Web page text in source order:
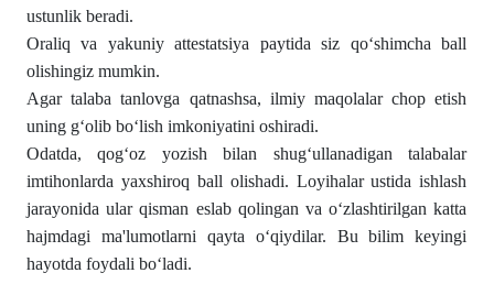
ustunlik beradi.
Oraliq va yakuniy attestatsiya paytida siz qoʻshimcha ball
olishingiz mumkin.
Agar talaba tanlovga qatnashsa, ilmiy maqolalar chop etish
uning gʻolib boʻlish imkoniyatini oshiradi.
Odatda, qogʻoz yozish bilan shugʻullanadigan talabalar
imtihonlarda yaxshiroq ball olishadi. Loyihalar ustida ishlash
jarayonida ular qisman eslab qolingan va oʻzlashtirilgan katta
hajmdagi ma'lumotlarni qayta oʻqiydilar. Bu bilim keyingi
hayotda foydali boʻladi.